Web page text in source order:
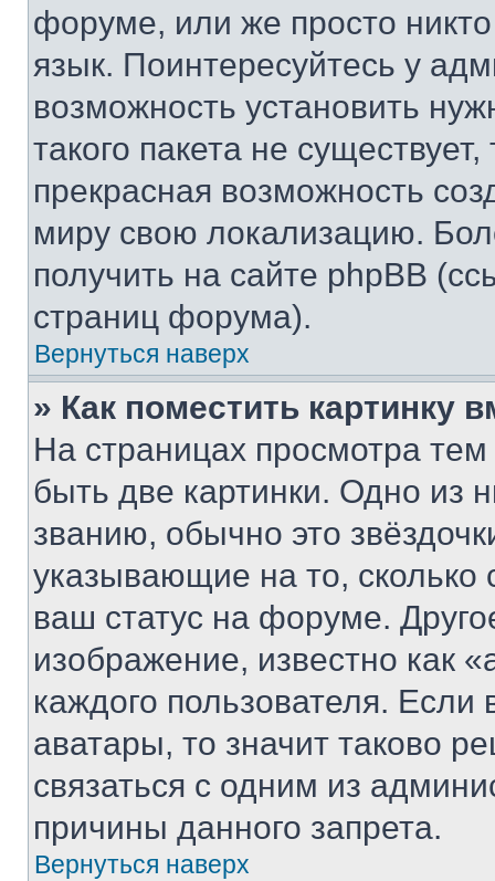
форуме, или же просто
язык. Поинтересуйтесь у
возможность установить
такого пакета не
прекрасная возможность
миру свою локализацию.
получить на сайте phpBB
страниц форума).
Вернуться наверх
» Как поместить картинку
На страницах просмотра
быть две картинки. Одно из
званию, обычно это
указывающие на то,
ваш статус на форуме.
изображение, известно как
каждого пользователя.
аватары, то значит таково
связаться с одним из
причины данного запрета.
Вернуться наверх